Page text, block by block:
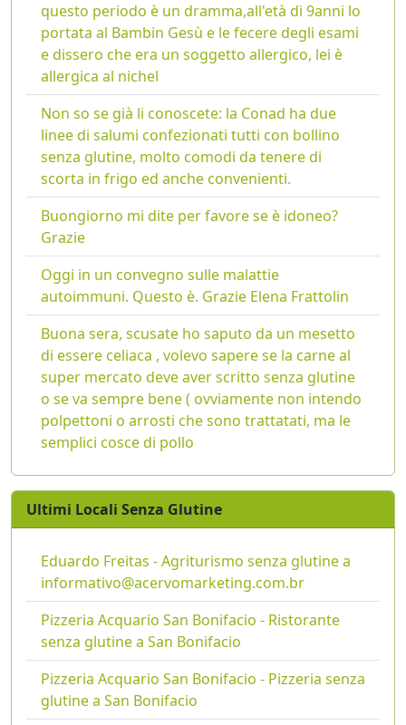
questo periodo è un dramma,all'età di 9anni lo
portata al Bambin Gesù e le fecere degli esami
e dissero che era un soggetto allergico, lei è
allergica al nichel
Non so se già li conoscete: la Conad ha due
linee di salumi confezionati tutti con bollino
senza glutine, molto comodi da tenere di
scorta in frigo ed anche convenienti.
Buongiorno mi dite per favore se è idoneo?
Grazie
Oggi in un convegno sulle malattie
autoimmuni. Questo è. Grazie Elena Frattolin
Buona sera, scusate ho saputo da un mesetto
di essere celiaca , volevo sapere se la carne al
super mercato deve aver scritto senza glutine
o se va sempre bene ( ovviamente non intendo
polpettoni o arrosti che sono trattatati, ma le
semplici cosce di pollo
Ultimi Locali Senza Glutine
Eduardo Freitas - Agriturismo senza glutine a
informativo@acervomarketing.com.br
Pizzeria Acquario San Bonifacio - Ristorante
senza glutine a San Bonifacio
Pizzeria Acquario San Bonifacio - Pizzeria senza
glutine a San Bonifacio